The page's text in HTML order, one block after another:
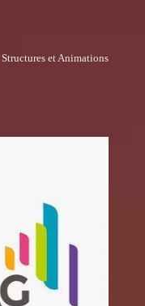
et Animations